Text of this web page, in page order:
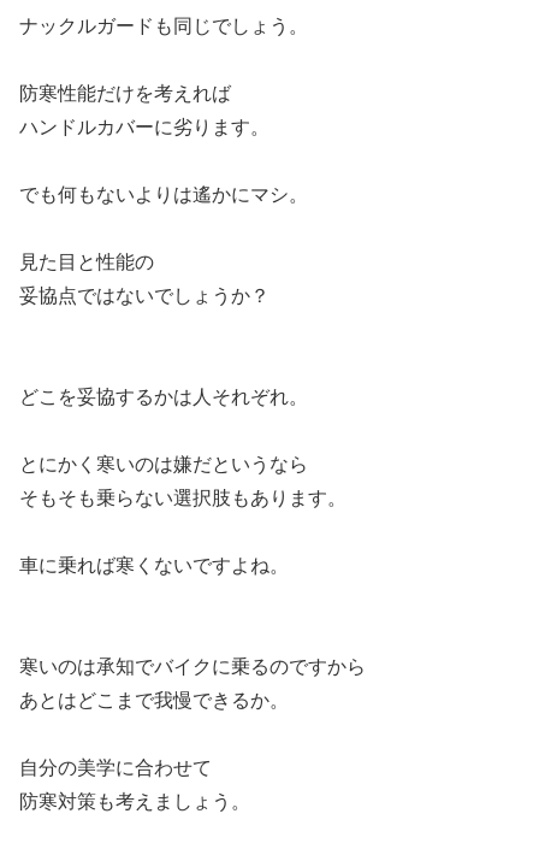
ナックルガードも同じでしょう。
防寒性能だけを考えれば
ハンドルカバーに劣ります。
でも何もないよりは遙かにマシ。
見た目と性能の
妥協点ではないでしょうか？
どこを妥協するかは人それぞれ。
とにかく寒いのは嫌だというなら
そもそも乗らない選択肢もあります。
車に乗れば寒くないですよね。
寒いのは承知でバイクに乗るのですから
あとはどこまで我慢できるか。
自分の美学に合わせて
防寒対策も考えましょう。